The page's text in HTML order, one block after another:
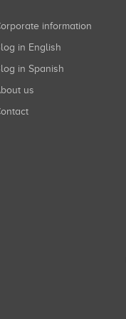
Corporate information
Blog in English
Blog in Spanish
About us
Contact